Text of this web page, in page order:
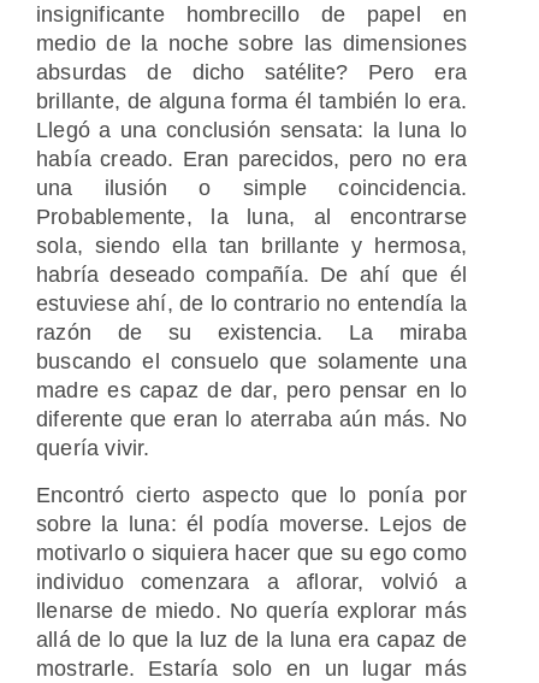
insignificante hombrecillo de papel en
medio de la noche sobre las dimensiones
absurdas de dicho satélite? Pero era
brillante, de alguna forma él también lo era.
Llegó a una conclusión sensata: la luna lo
había creado. Eran parecidos, pero no era
una ilusión o simple coincidencia.
Probablemente, la luna, al encontrarse
sola, siendo ella tan brillante y hermosa,
habría deseado compañía. De ahí que él
estuviese ahí, de lo contrario no entendía la
razón de su existencia. La miraba
buscando el consuelo que solamente una
madre es capaz de dar, pero pensar en lo
diferente que eran lo aterraba aún más. No
quería vivir.
Encontró cierto aspecto que lo ponía por
sobre la luna: él podía moverse. Lejos de
motivarlo o siquiera hacer que su ego como
individuo comenzara a aflorar, volvió a
llenarse de miedo. No quería explorar más
allá de lo que la luz de la luna era capaz de
mostrarle. Estaría solo en un lugar más